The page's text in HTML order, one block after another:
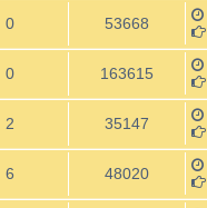
0 53668
0 163615
2 35147
6 48020